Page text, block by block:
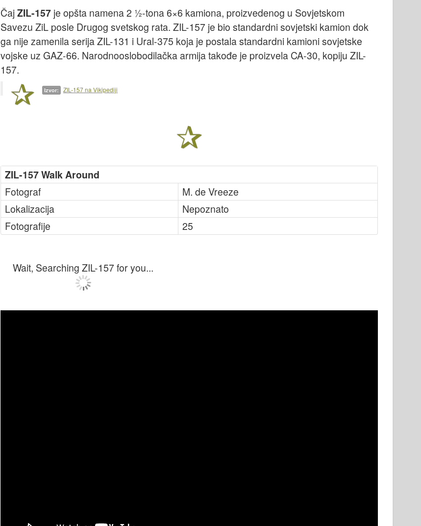
ČajZIL-157 je opšta namena 2 1⁄2-tona 6×6 kamiona, proizvedenog u Sovjetskom
Savezu ZiL posle Drugog svetskog rata. ZIL-157 je bio standardni sovjetski kamion dok
ga nije zamenila serija ZIL-131 i Ural-375 koja je postala standardni kamioni sovjetske
vojske uz GAZ-66. Narodnooslobodilačka armija takođe je proizvela CA-30, kopiju ZIL-
157.
Izvor: ZIL-157 na Vikipediji
ZIL-157 Walk Around
Fotograf
M. de Vreeze
Lokalizacija
Nepoznato
Fotografije
25
Wait, Searching ZIL-157 for you...